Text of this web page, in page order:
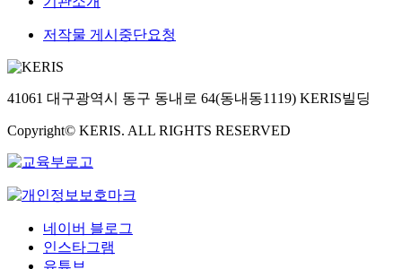
저작물 게시중단요청
41061 대구광역시 동구 동내로 64(동내동1119) KERIS빌딩
Copyright© KERIS. ALL RIGHTS RESERVED
네이버 블로그
인스타그램